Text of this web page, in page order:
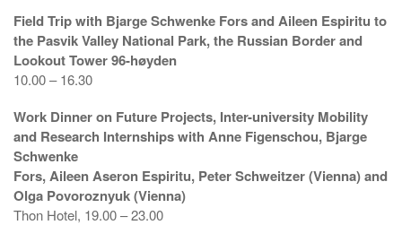
Field Trip with Bjarge Schwenke Fors and Aileen Espiritu to
the Pasvik Valley National Park, the Russian Border and
Lookout Tower 96-høyden
10.00 – 16.30
Work Dinner on Future Projects, Inter-university Mobility
and Research Internships with Anne Figenschou, Bjarge
Schwenke
Fors, Aileen Aseron Espiritu, Peter Schweitzer (Vienna) and
Olga Povoroznyuk (Vienna)
Thon Hotel, 19.00 – 23.00